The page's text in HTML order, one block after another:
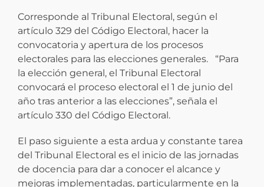
Corresponde al Tribunal Electoral, según el
artículo 329 del Código Electoral, hacer la
convocatoria y apertura de los procesos
electorales para las elecciones generales. “Para
la elección general, el Tribunal Electoral
convocará el proceso electoral el 1 de junio del
año tras anterior a las elecciones”, señala el
artículo 330 del Código Electoral.
El paso siguiente a esta ardua y constante tarea
del Tribunal Electoral es el inicio de las jornadas
de docencia para dar a conocer el alcance y
mejoras implementadas, particularmente en la